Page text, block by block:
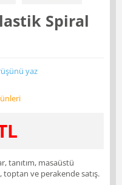
Spiral
yaz
tanıtım, masaüstü
ve perakende satış.